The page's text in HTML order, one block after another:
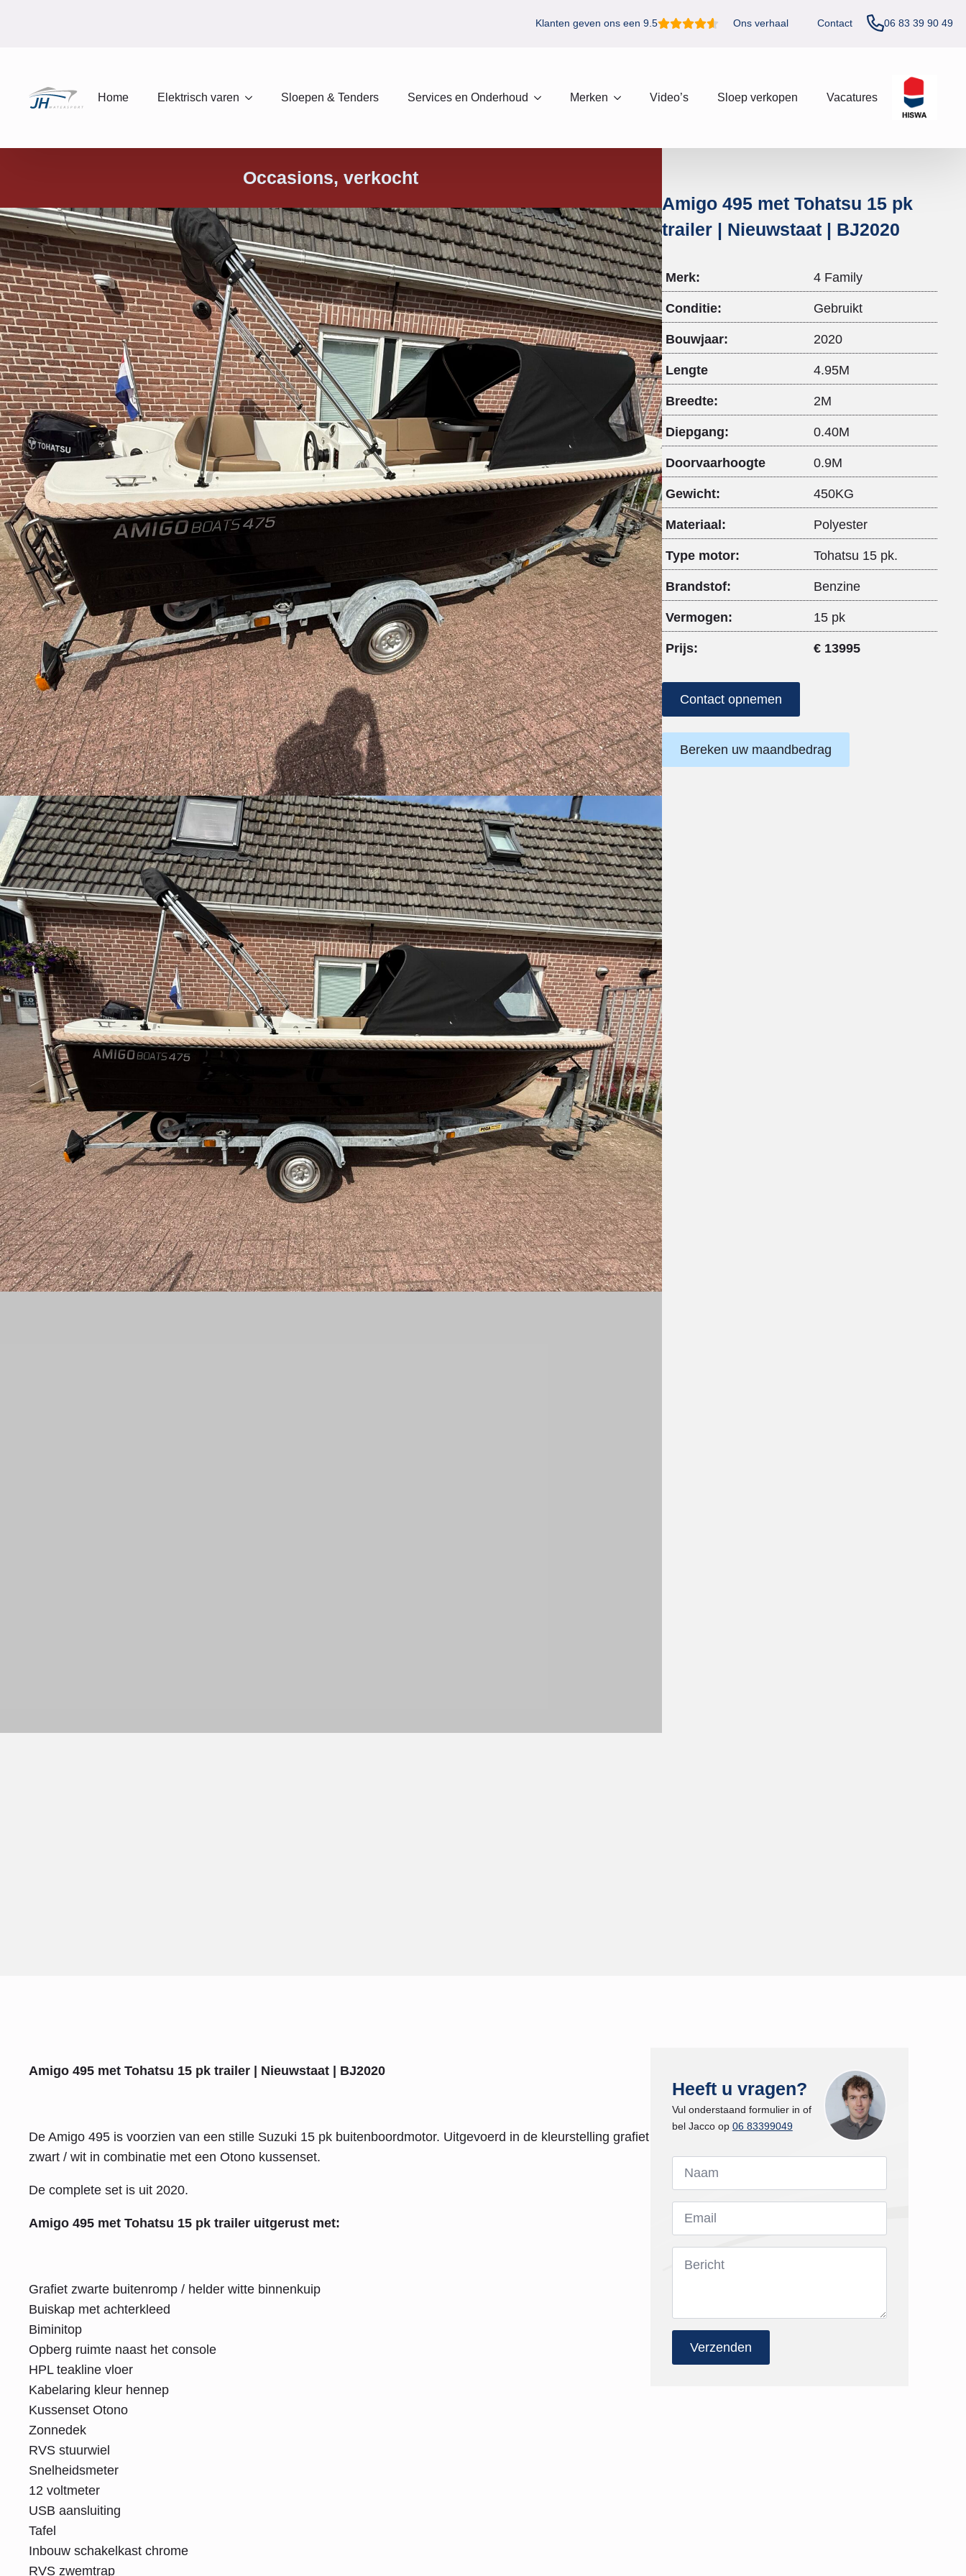
Klanten geven ons een 9.5 Ons verhaal Contact 06 83 39 90 49
Home Elektrisch varen Sloepen & Tenders Services en Onderhoud Merken Video’s Sloep verkopen Vacatures
Occasions verkocht
Amigo 495 met Tohatsu 15 pk
trailer | Nieuwstaat | BJ2020
Merk: 4 Family
Conditie: Gebruikt
Bouwjaar: 2020
Lengte 4.95M
Breedte: 2M
Diepgang: 0.40M
Doorvaarhoogte 0.9M
Gewicht: 450KG
Materiaal: Polyester
Type motor: Tohatsu 15 pk.
Brandstof: Benzine
Vermogen: 15 pk
Prijs: € 13995
Contact opnemen
Bereken uw maandbedrag
Amigo 495 met Tohatsu 15 pk trailer | Nieuwstaat | BJ2020
De Amigo 495 is voorzien van een stille Suzuki 15 pk buitenboordmotor. Uitgevoerd in de kleurstelling grafiet
zwart / wit in combinatie met een Otono kussenset.
De complete set is uit 2020.
Amigo 495 met Tohatsu 15 pk trailer uitgerust met:
Grafiet zwarte buitenromp / helder witte binnenkuip
Buiskap met achterkleed
Biminitop
Opberg ruimte naast het console
HPL teakline vloer
Kabelaring kleur hennep
Kussenset Otono
Zonnedek
RVS stuurwiel
Snelheidsmeter
12 voltmeter
USB aansluiting
Tafel
Inbouw schakelkast chrome
RVS zwemtrap
Heeft u vragen?
Vul onderstaand formulier in of
bel Jacco op 06 83399049
Naam
Email
Bericht
Verzenden